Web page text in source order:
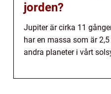
jorden?
Jupiter är cirka 11
har en massa som är
andra planeter i vårt